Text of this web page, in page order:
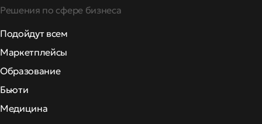
Решения по сфере бизнеса
Подойдут всем
Маркетплейсы
Образование
Бьюти
Медицина